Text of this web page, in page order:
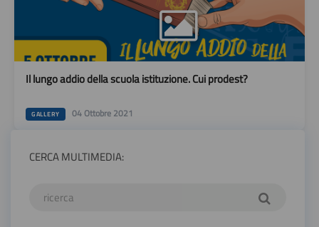
Il lungo addio della scuola istituzione. Cui prodest?
GALLERY 04 Ottobre 2021
CERCA MULTIMEDIA: